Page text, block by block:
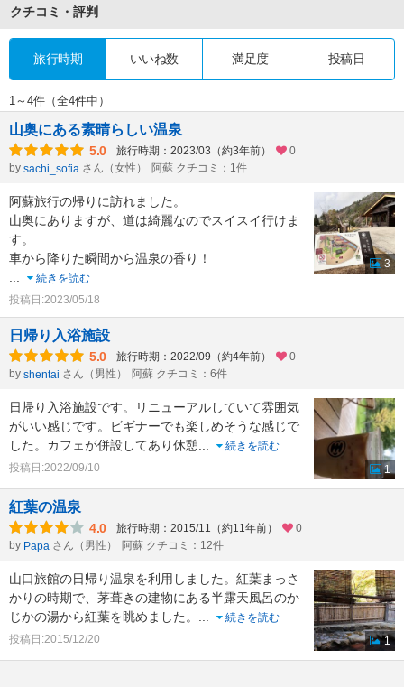
クチコミ・評判
旅行時期 いいね数 満足度 投稿日
1～4件（全4件中）
山奥にある素晴らしい温泉
5.0 旅行時期：2023/03（約3年前）
0
by sachi_sofia さん（女性） 阿蘇 クチコミ：1件
阿蘇旅行の帰りに訪れました。
山奥にありますが、道は綺麗なのでスイスイ行けま
す。
車から降りた瞬間から温泉の香り！
...
続きを読む
投稿日:2023/05/18
3
日帰り入浴施設
5.0 旅行時期：2022/09（約4年前）
0
by shentai さん（男性） 阿蘇 クチコミ：6件
日帰り入浴施設です。リニューアルしていて雰囲気
がいい感じです。ビギナーでも楽しめそうな感じで
した。カフェが併設してあり休憩...
続きを読む
投稿日:2022/09/10
1
紅葉の温泉
4.0 旅行時期：2015/11（約11年前）
0
by Papa さん（男性） 阿蘇 クチコミ：12件
山口旅館の日帰り温泉を利用しました。紅葉まっさ
かりの時期で、茅葺きの建物にある半露天風呂のか
じかの湯から紅葉を眺めました。 ...
続きを読む
投稿日:2015/12/20
1